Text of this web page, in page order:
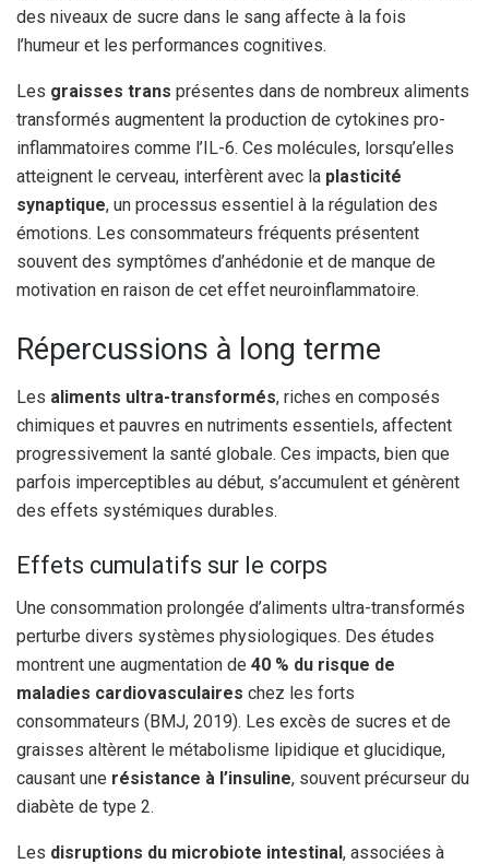
des niveaux de sucre dans le sang affecte à la fois
l’humeur et les performances cognitives.
Les graisses trans présentes dans de nombreux aliments
transformés augmentent la production de cytokines pro-
inflammatoires comme l’IL-6. Ces molécules, lorsqu’elles
atteignent le cerveau, interfèrent avec la plasticité
synaptique, un processus essentiel à la régulation des
émotions. Les consommateurs fréquents présentent
souvent des symptômes d’anhédonie et de manque de
motivation en raison de cet effet neuroinflammatoire.
Répercussions à long terme
Les aliments ultra-transformés, riches en composés
chimiques et pauvres en nutriments essentiels, affectent
progressivement la santé globale. Ces impacts, bien que
parfois imperceptibles au début, s’accumulent et génèrent
des effets systémiques durables.
Effets cumulatifs sur le corps
Une consommation prolongée d’aliments ultra-transformés
perturbe divers systèmes physiologiques. Des études
montrent une augmentation de 40 % du risque de
maladies cardiovasculaires chez les forts
consommateurs (BMJ, 2019). Les excès de sucres et de
graisses altèrent le métabolisme lipidique et glucidique,
causant une résistance à l’insuline, souvent précurseur du
diabète de type 2.
Les disruptions du microbiote intestinal, associées à